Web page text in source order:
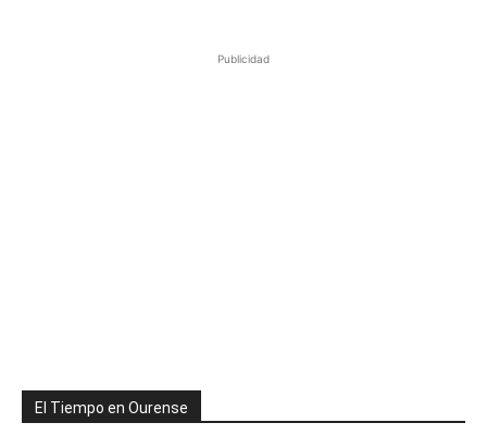
Publicidad
El Tiempo en Ourense